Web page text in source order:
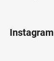
Instagram